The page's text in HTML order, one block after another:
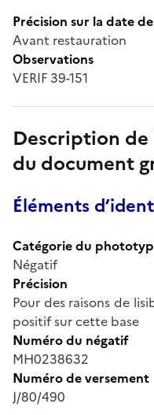
Précision sur la date
Avant restauration
Observations
VERIF 39-151
Description
du document
Éléments
Catégorie du
Négatif
Précision
Pour des raisons de
positif sur cette base
Numéro du négatif
MH0238632
Numéro de versement
J/80/490